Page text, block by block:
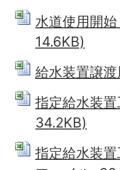
水道使用開
14.6KB)
給水装置譲
指定給水装
34.2KB)
指定給水装